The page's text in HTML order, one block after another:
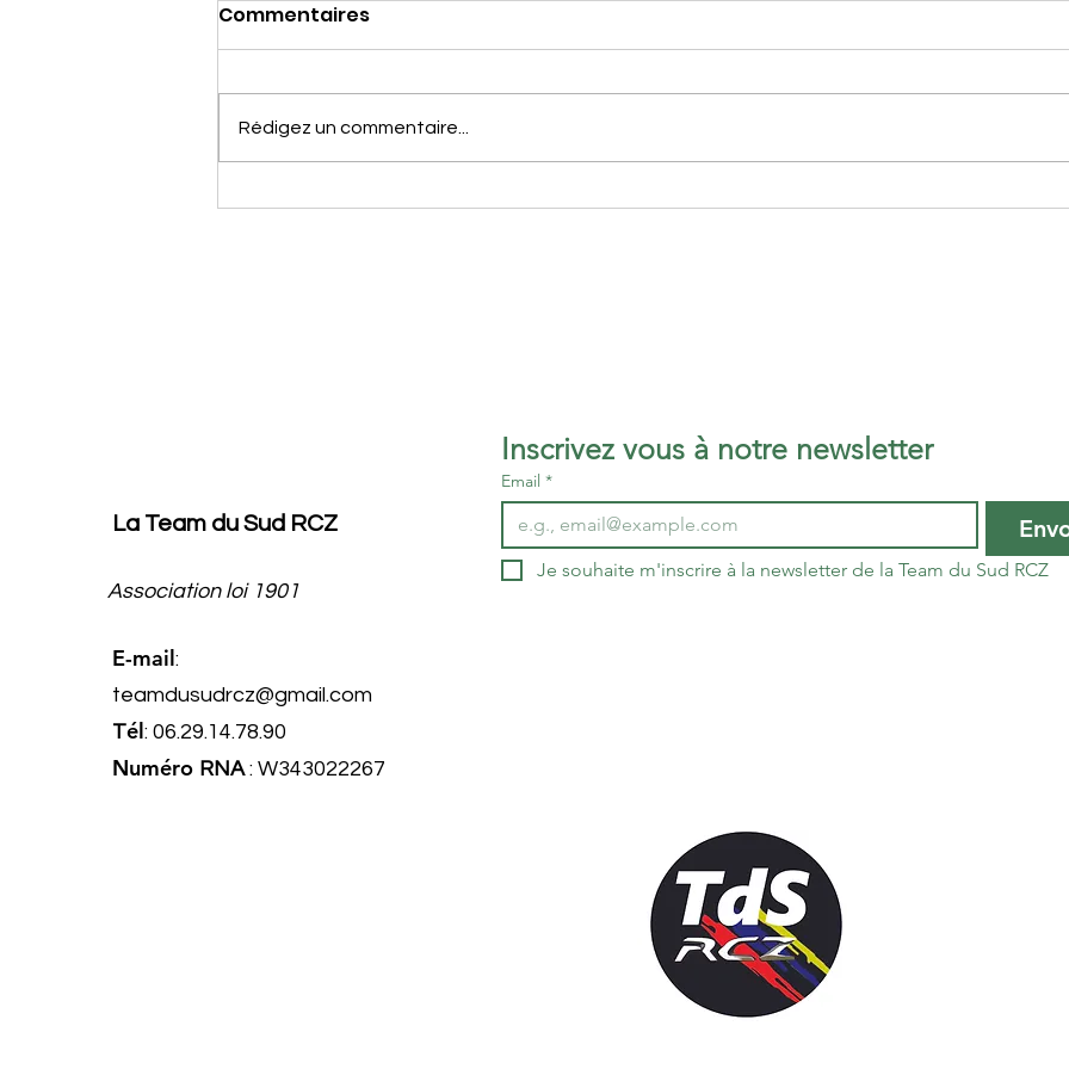
27 Juin 2026, La Team du
Le 18 avril, la TdS sera sur
C'est
Commentaires
Rédigez un commentaire...
La Team du Sud RCZ
Association loi 1901
E-mail:
teamdusudrcz@gmail.com
Tél: 06.29.14.78.90
Numéro RNA: W343022267
Inscrivez vous à notre newsletter
Email *
Je souhaite m'inscrire à la newsletter de la Team du Sud RCZ